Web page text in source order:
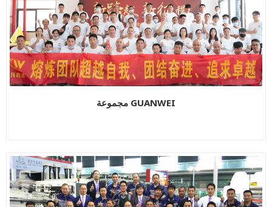
مجموعة GUANWEI